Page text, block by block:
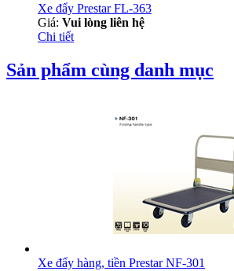
Xe đẩy Prestar FL-363
Giá: Vui lòng liên hệ
Chi tiết
Sản phẩm cùng danh mục
Xe đẩy hàng, tiền Prestar NF-301